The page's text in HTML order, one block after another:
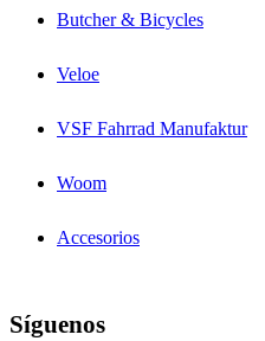
Butcher & Bicycles
Veloe
VSF Fahrrad Manufaktur
Woom
Accesorios
Síguenos